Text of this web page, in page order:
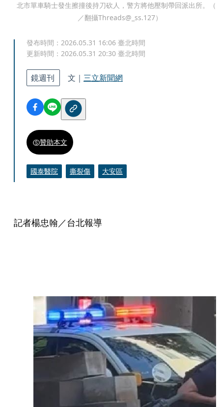
北市單車騎士發生擦撞後持刀砍人，警方將他壓制帶回派出所。（
／翻攝Threads@_ss.127）
發布時間： 2026.05.31 16:06 臺北時間
更新時間： 2026.05.31 20:30 臺北時間
鏡週刊 文｜ 三立新聞網
贊助本文
國泰醫院 撕裂傷 大安區
記者楊忠翰／台北報導